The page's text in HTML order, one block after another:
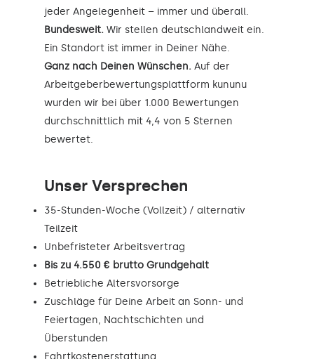
jeder Angelegenheit – immer und überall.
Bundesweit. Wir stellen deutschlandweit ein.
Ein Standort ist immer in Deiner Nähe.
Ganz nach Deinen Wünschen. Auf der
Arbeitgeberbewertungsplattform kununu
wurden wir bei über 1.000 Bewertungen
durchschnittlich mit 4,4 von 5 Sternen
bewertet.
Unser Versprechen
35-Stunden-Woche (Vollzeit) / alternativ
Teilzeit
Unbefristeter Arbeitsvertrag
Bis zu 4.550 € brutto Grundgehalt
Betriebliche Altersvorsorge
Zuschläge für Deine Arbeit an Sonn- und
Feiertagen, Nachtschichten und
Überstunden
Fahrtkostenerstattung